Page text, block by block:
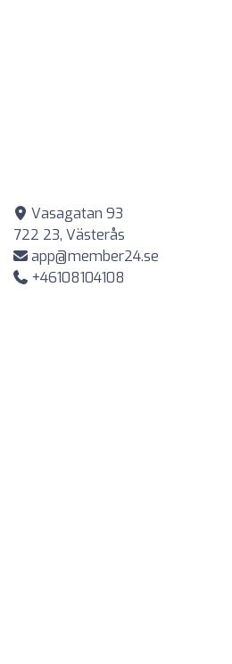
Vasagatan 93
722 23, Västerås
app@member24.se
+46108104108